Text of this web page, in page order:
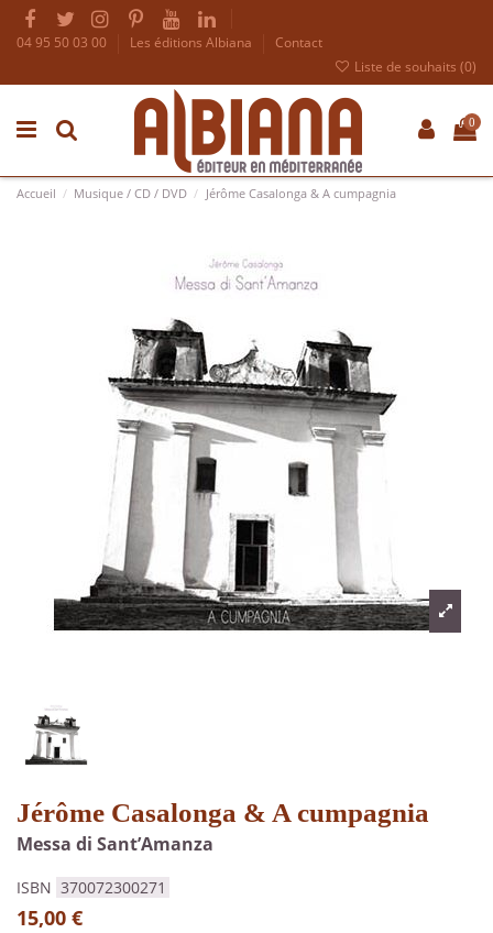
04 95 50 03 00 Les éditions Albiana
Contact
Liste de souhaits (0)
0
Accueil Musique / CD / DVD Jérôme Casalonga & A cumpagnia
Jérôme Casalonga & A cumpagnia
Messa di Sant’Amanza
ISBN 370072300271
15,00 €